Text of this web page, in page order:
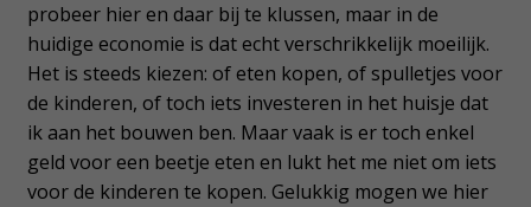
probeer hier en daar bij te klussen, maar in de
huidige economie is dat echt verschrikkelijk moeilijk.
Het is steeds kiezen: of eten kopen, of spulletjes voor
de kinderen, of toch iets investeren in het huisje dat
ik aan het bouwen ben. Maar vaak is er toch enkel
geld voor een beetje eten en lukt het me niet om iets
voor de kinderen te kopen. Gelukkig mogen we hier